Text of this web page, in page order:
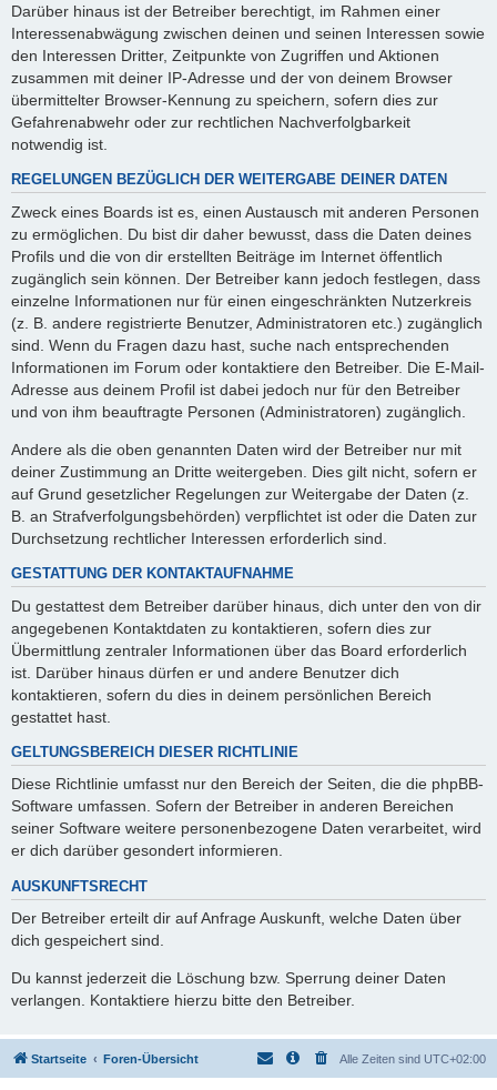
Darüber hinaus ist der Betreiber berechtigt, im Rahmen einer
Interessenabwägung zwischen deinen und seinen Interessen sowie
den Interessen Dritter, Zeitpunkte von Zugriffen und Aktionen
zusammen mit deiner IP-Adresse und der von deinem Browser
übermittelter Browser-Kennung zu speichern, sofern dies zur
Gefahrenabwehr oder zur rechtlichen Nachverfolgbarkeit
notwendig ist.
REGELUNGEN BEZÜGLICH DER WEITERGABE DEINER DATEN
Zweck eines Boards ist es, einen Austausch mit anderen Personen
zu ermöglichen. Du bist dir daher bewusst, dass die Daten deines
Profils und die von dir erstellten Beiträge im Internet öffentlich
zugänglich sein können. Der Betreiber kann jedoch festlegen, dass
einzelne Informationen nur für einen eingeschränkten Nutzerkreis
(z. B. andere registrierte Benutzer, Administratoren etc.) zugänglich
sind. Wenn du Fragen dazu hast, suche nach entsprechenden
Informationen im Forum oder kontaktiere den Betreiber. Die E-Mail-
Adresse aus deinem Profil ist dabei jedoch nur für den Betreiber
und von ihm beauftragte Personen (Administratoren) zugänglich.
Andere als die oben genannten Daten wird der Betreiber nur mit
deiner Zustimmung an Dritte weitergeben. Dies gilt nicht, sofern er
auf Grund gesetzlicher Regelungen zur Weitergabe der Daten (z.
B. an Strafverfolgungsbehörden) verpflichtet ist oder die Daten zur
Durchsetzung rechtlicher Interessen erforderlich sind.
GESTATTUNG DER KONTAKTAUFNAHME
Du gestattest dem Betreiber darüber hinaus, dich unter den von dir
angegebenen Kontaktdaten zu kontaktieren, sofern dies zur
Übermittlung zentraler Informationen über das Board erforderlich
ist. Darüber hinaus dürfen er und andere Benutzer dich
kontaktieren, sofern du dies in deinem persönlichen Bereich
gestattet hast.
GELTUNGSBEREICH DIESER RICHTLINIE
Diese Richtlinie umfasst nur den Bereich der Seiten, die die phpBB-
Software umfassen. Sofern der Betreiber in anderen Bereichen
seiner Software weitere personenbezogene Daten verarbeitet, wird
er dich darüber gesondert informieren.
AUSKUNFTSRECHT
Der Betreiber erteilt dir auf Anfrage Auskunft, welche Daten über
dich gespeichert sind.
Du kannst jederzeit die Löschung bzw. Sperrung deiner Daten
verlangen. Kontaktiere hierzu bitte den Betreiber.
Startseite Foren-Übersicht Alle Zeiten sind UTC+02:00